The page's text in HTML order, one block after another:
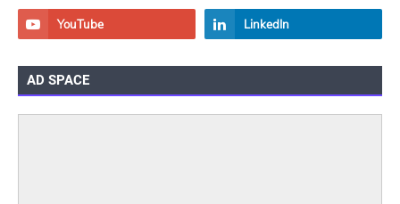
AD SPACE